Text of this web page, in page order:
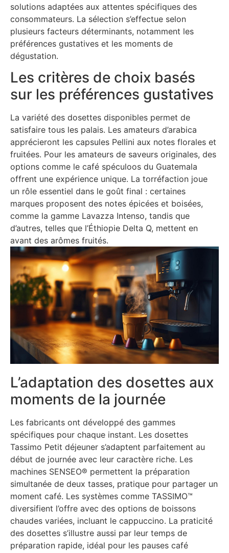
solutions adaptées aux attentes spécifiques des
consommateurs. La sélection s’effectue selon
plusieurs facteurs déterminants, notamment les
préférences gustatives et les moments de
dégustation.
Les critères de choix basés
sur les préférences gustatives
La variété des dosettes disponibles permet de
satisfaire tous les palais. Les amateurs d’arabica
apprécieront les capsules Pellini aux notes florales et
fruitées. Pour les amateurs de saveurs originales, des
options comme le café spéculoos du Guatemala
offrent une expérience unique. La torréfaction joue
un rôle essentiel dans le goût final : certaines
marques proposent des notes épicées et boisées,
comme la gamme Lavazza Intenso, tandis que
d’autres, telles que l’Éthiopie Delta Q, mettent en
avant des arômes fruités.
L’adaptation des dosettes aux
moments de la journée
Les fabricants ont développé des gammes
spécifiques pour chaque instant. Les dosettes
Tassimo Petit déjeuner s’adaptent parfaitement au
début de journée avec leur caractère riche. Les
machines SENSEO® permettent la préparation
simultanée de deux tasses, pratique pour partager un
moment café. Les systèmes comme TASSIMO™
diversifient l’offre avec des options de boissons
chaudes variées, incluant le cappuccino. La praticité
des dosettes s’illustre aussi par leur temps de
préparation rapide, idéal pour les pauses café